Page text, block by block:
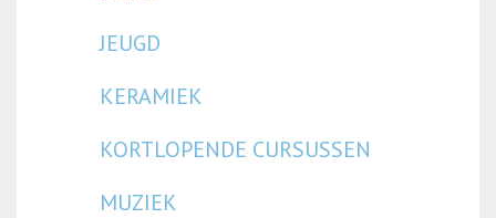
JEUGD
KERAMIEK
KORTLOPENDE CURSUSSEN
MUZIEK